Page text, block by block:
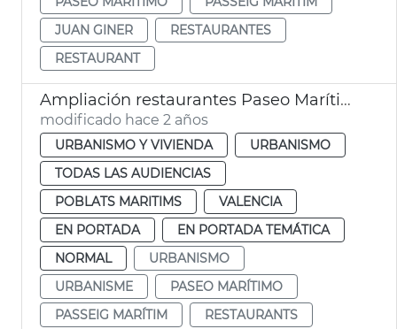
JUAN GINER
RESTAURANTES
RESTAURANT
Ampliación restaurantes Paseo Marítimo
modificado hace 2 años
URBANISMO Y VIVIENDA
URBANISMO
TODAS LAS AUDIENCIAS
POBLATS MARITIMS
VALENCIA
EN PORTADA
EN PORTADA TEMÁTICA
NORMAL
URBANISMO
URBANISME
PASEO MARÍTIMO
PASSEIG MARÍTIM
RESTAURANTS